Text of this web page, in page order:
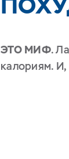
ЭТО МИФ.
калориям. И,